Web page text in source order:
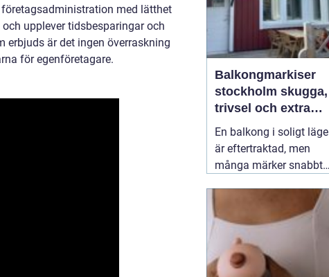
med lätthet
upplever tidsbesparingar och
är det ingen överraskning
för egenföretagare.
Balkongmarkiser
stockholm skugga,
trivsel och extra
rum utomhus
En balkong i soligt läge
är eftertraktad, men
många märker snabbt
under sommarhalvåret.
Glasräcken, mörka
reflekterande ytor gör att
solen ofta upplevs